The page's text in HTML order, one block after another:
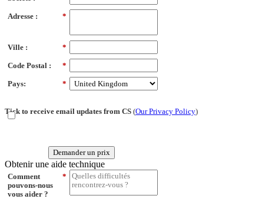
*
Adresse :
*
Ville :
*
Code Postal :
*
Pays:
Tick to receive email updates from CS (Our Privacy Policy)
Demander un prix
Obtenir une aide technique
*
Comment
pouvons-nous
vous aider ?